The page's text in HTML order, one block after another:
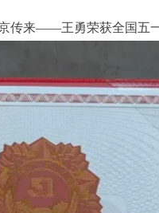
传来——王勇荣获全国五